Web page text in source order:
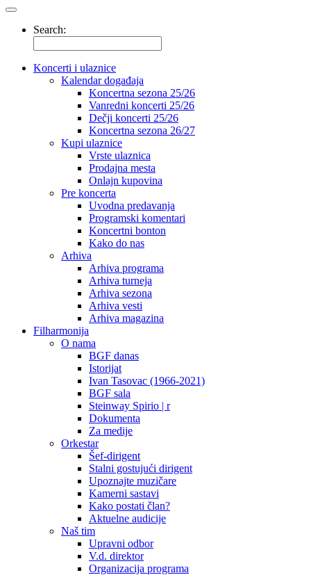
Search:
Koncerti i ulaznice
Kalendar događaja
Koncertna sezona 25/26
Vanredni koncerti 25/26
Dečji koncerti 25/26
Koncertna sezona 26/27
Kupi ulaznice
Vrste ulaznica
Prodajna mesta
Onlajn kupovina
Pre koncerta
Uvodna predavanja
Programski komentari
Koncertni bonton
Kako do nas
Arhiva
Arhiva programa
Arhiva turneja
Arhiva sezona
Arhiva vesti
Arhiva magazina
Filharmonija
O nama
BGF danas
Istorijat
Ivan Tasovac (1966-2021)
BGF sala
Steinway Spirio | r
Dokumenta
Za medije
Orkestar
Šef-dirigent
Stalni gostujući dirigent
Upoznajte muzičare
Kamerni sastavi
Kako postati član?
Aktuelne audicije
Naš tim
Upravni odbor
V.d. direktor
Organizacija programa